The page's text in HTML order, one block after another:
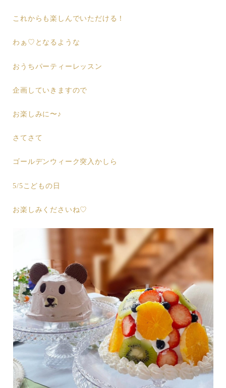
これからも楽しんでいただける！
わぁ♡となるような
おうちパーティーレッスン
企画していきますので
お楽しみに〜♪
さてさて
ゴールデンウィーク突入かしら
5/5こどもの日
お楽しみくださいね♡